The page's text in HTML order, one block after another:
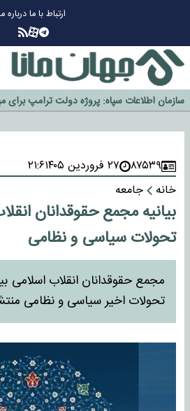
ارتباط با مادرباره
گزینه جدایی اوسمار روی میز مدیران پرسپولیس
آیا رئیس جمهور آمریکا قانون را دور می‌زند؟
اخراج رسمی چهره نامدار از پرسپولیس
سازمان اطلاعات سپاه: پروژه دولت ترامپ
خورد
۸۷۵۳۹ ۲۷ فروردین ۱۴۰۵
۲۱:۶
خانه
جامعه
بیانیه مجمع حقوقدانان
تحولات سیاسی و نظامی
مجمع حقوقدانان انقلاب اسلامی
تحولات اخیر سیاسی و نظامی